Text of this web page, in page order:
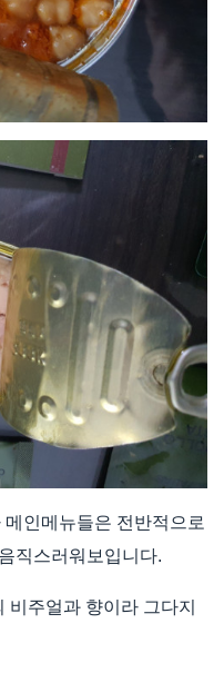
인메뉴들은 전반적으로
직스러워보입니다.
주얼과 향이라 그다지